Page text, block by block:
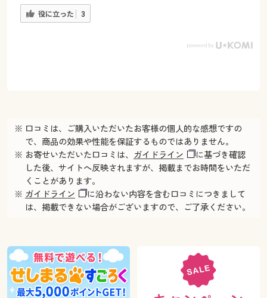
役に立った 3
※ 口コミは、ご購入いただいたお客様の個人的な感想ですの
で、商品の効果や性能を保証するものではありません。
※ お寄せいただいた口コミは、 ガイドライン
に基づき確認
した後、サイトへ反映されますが、掲載までお時間をいただ
くことがあります。
※ ガイドライン
に沿わない内容を含む口コミにつきまして
は、掲載できない場合がございますので、ご了承ください。